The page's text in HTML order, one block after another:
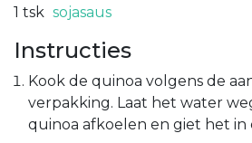
1 tsk sojasaus
Instructies
Kook de quinoa volgens de
verpakking. Laat het water
quinoa afkoelen en giet het in